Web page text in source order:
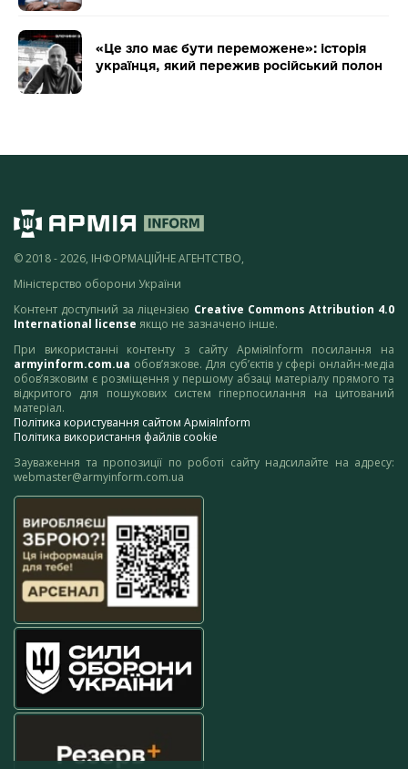
«Це зло має бути переможене»: історія
українця, який пережив російський полон
© 2018 - 2026, ІНФОРМАЦІЙНЕ АГЕНТСТВО,
Міністерство оборони України
Контент доступний за ліцензією Creative Commons Attribution 4.0
International license якщо не зазначено інше.
При використанні контенту з сайту АрміяInform посилання на
armyinform.com.ua обов’язкове. Для суб’єктів у сфері онлайн-медіа
обов’язковим є розміщення у першому абзаці матеріалу прямого та
відкритого для пошукових систем гіперпосилання на цитований
матеріал.
Політика користування сайтом АрміяInform
Політика використання файлів cookie
Зауваження та пропозиції по роботі сайту надсилайте на адресу:
webmaster@armyinform.com.ua